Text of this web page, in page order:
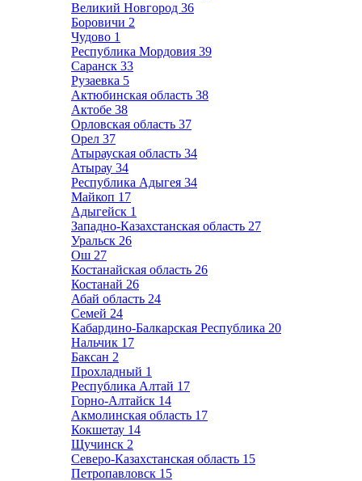
Великий Новгород 36
Боровичи 2
Чудово 1
Республика Мордовия 39
Саранск 33
Рузаевка 5
Актюбинская область 38
Актобе 38
Орловская область 37
Орел 37
Атырауская область 34
Атырау 34
Республика Адыгея 34
Майкоп 17
Адыгейск 1
Западно-Казахстанская область 27
Уральск 26
Ош 27
Костанайская область 26
Костанай 26
Абай область 24
Семей 24
Кабардино-Балкарская Республика 20
Нальчик 17
Баксан 2
Прохладный 1
Республика Алтай 17
Горно-Алтайск 14
Акмолинская область 17
Кокшетау 14
Щучинск 2
Северо-Казахстанская область 15
Петропавловск 15